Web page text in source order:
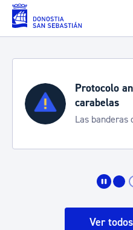
Saltar al contenido principal
Protocolo
carabelas
Las banderas
Ver